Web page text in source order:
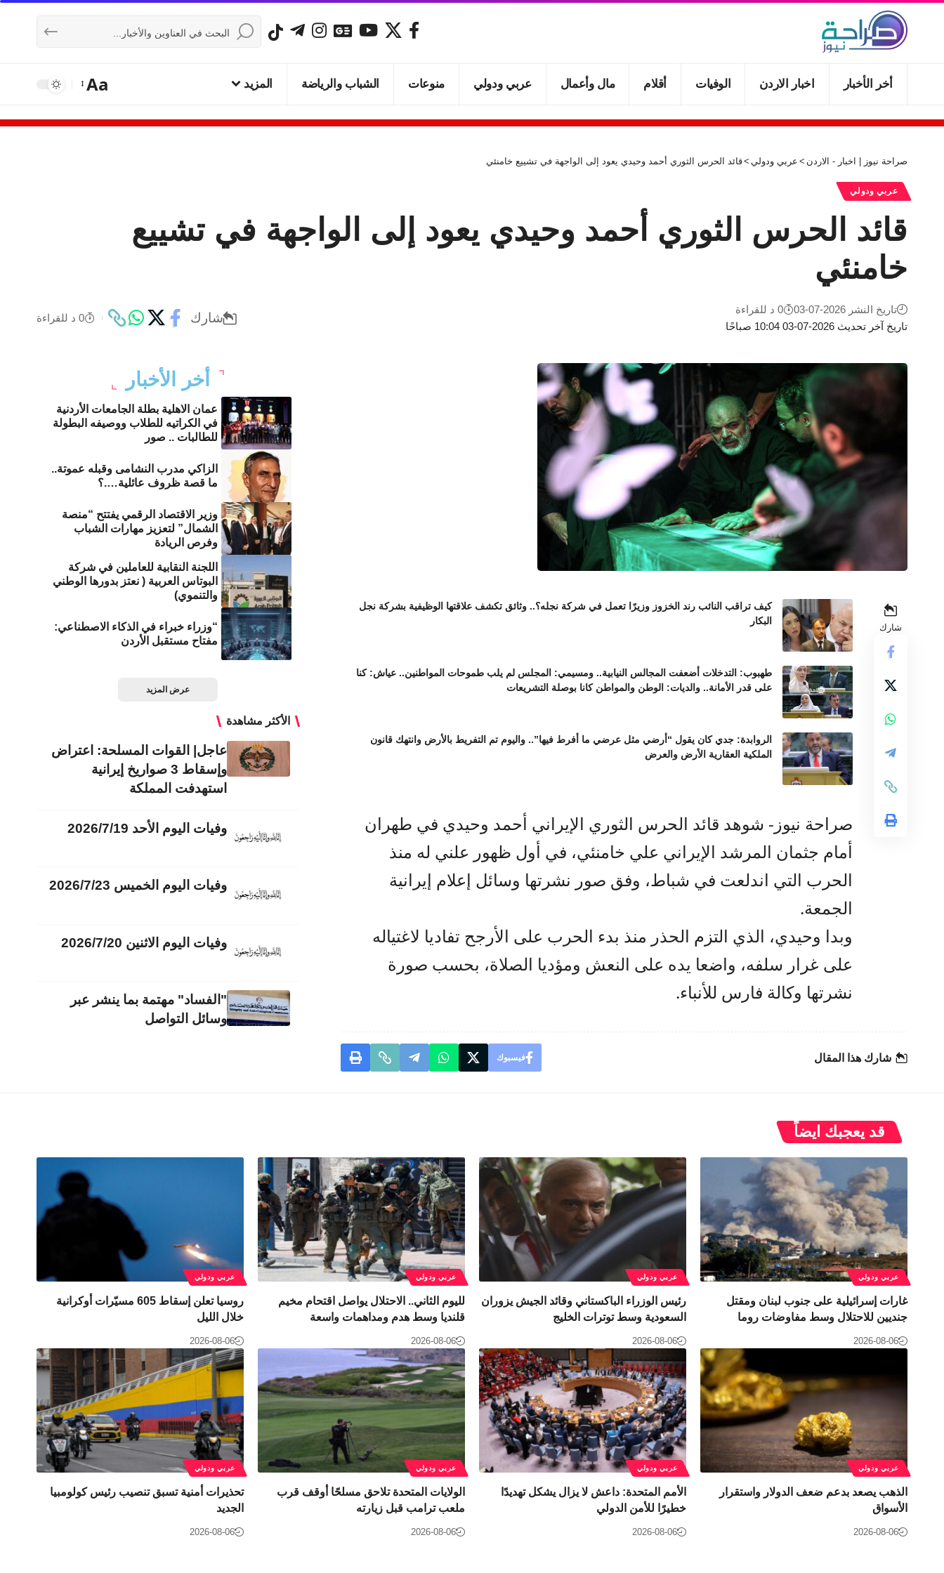
أخر الأخبار اخبار الاردن الوفيات أقلام مال وأعمال عربي ودولي منوعات الشباب والرياضة المزيد Aa
صراحة نيوز | اخبار - الاردن > عربي ودولي >قائد الحرس الثوري أحمد وحيدي يعود إلى الواجهة في تشييع خامنئي
عربي ودولي
قائد الحرس الثوري أحمد وحيدي يعود إلى الواجهة في تشييع
خامنئي
تاريخ آخر تحديث 2026-07-03 10:04 صباحًا
تاريخ النشر 2026-07-03 0 د للقراءة
شارك 0 د للقراءة
شارك
كيف تراقب النائب رند الخزوز وزيرًا تعمل في شركة نجله؟.. وثائق تكشف علاقتها الوظيفية بشركة نجل
البكار
طهبوب: التدخلات أضعفت المجالس النيابية.. ومسيمي: المجلس لم يلب طموحات المواطنين.. عياش: كنا
على قدر الأمانة.. والديات: الوطن والمواطن كانا بوصلة التشريعات
الروابدة: جدي كان يقول “أرضي مثل عرضي ما أفرط فيها”.. واليوم تم التفريط بالأرض وانتهك قانون
الملكية العقارية الأرض والعرض
صراحة نيوز- شوهد قائد الحرس الثوري الإيراني أحمد وحيدي في طهران
أمام جثمان المرشد الإيراني علي خامنئي، في أول ظهور علني له منذ
الحرب التي اندلعت في شباط، وفق صور نشرتها وسائل إعلام إيرانية
الجمعة.
وبدا وحيدي، الذي التزم الحذر منذ بدء الحرب على الأرجح تفاديا لاغتياله
على غرار سلفه، واضعا يده على النعش ومؤديا الصلاة، بحسب صورة
نشرتها وكالة فارس للأنباء.
شارك هذا المقال فيسبوك
أخر الأخبار
عمان الاهلية بطلة الجامعات الأردنية
في الكراتيه للطلاب ووصيفه البطولة
للطالبات .. صور
الزاكي مدرب النشامى وقبله عموتة..
ما قصة ظروف عائلية….؟
وزير الاقتصاد الرقمي يفتتح “منصة
الشمال” لتعزيز مهارات الشباب
وفرص الريادة
اللجنة النقابية للعاملين في شركة
البوتاس العربية ( نعتز بدورها الوطني
والتنموي)
“وزراء خبراء في الذكاء الاصطناعي:
مفتاح مستقبل الأردن
عرض المزيد
الأكثر مشاهدة
عاجل| القوات المسلحة: اعتراض
وإسقاط 3 صواريخ إيرانية
استهدفت المملكة
وفيات اليوم الأحد 2026/7/19
وفيات اليوم الخميس 2026/7/23
وفيات اليوم الاثنين 2026/7/20
"الفساد" مهتمة بما ينشر عبر
وسائل التواصل
قد يعجبك ايضاً
عربي ودولي
غارات إسرائيلية على جنوب لبنان ومقتل
جنديين للاحتلال وسط مفاوضات روما
2026-08-06
عربي ودولي
رئيس الوزراء الباكستاني وقائد الجيش يزوران
السعودية وسط توترات الخليج
2026-08-06
عربي ودولي
لليوم الثاني.. الاحتلال يواصل اقتحام مخيم
قلنديا وسط هدم ومداهمات واسعة
2026-08-06
عربي ودولي
روسيا تعلن إسقاط 605 مسيّرات أوكرانية
خلال الليل
2026-08-06
عربي ودولي
الذهب يصعد بدعم ضعف الدولار واستقرار
الأسواق
2026-08-06
عربي ودولي
الأمم المتحدة: داعش لا يزال يشكل تهديدًا
خطيرًا للأمن الدولي
2026-08-06
عربي ودولي
الولايات المتحدة تلاحق مسلحًا أوقف قرب
ملعب ترامب قبل زيارته
2026-08-06
عربي ودولي
تحذيرات أمنية تسبق تنصيب رئيس كولومبيا
الجديد
2026-08-06